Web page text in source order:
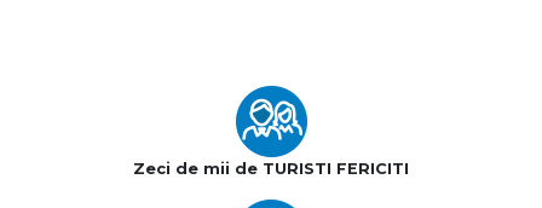
Zeci de mii de TURISTI FERICITI